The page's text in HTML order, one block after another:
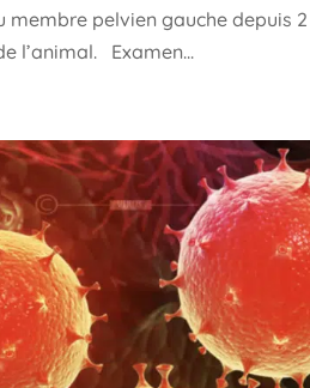
membre pelvien gauche depuis
l’animal. Examen...